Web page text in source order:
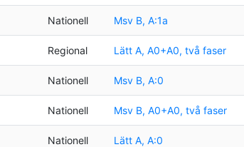
Nationell Msv B, A:1a
Regional Lätt A, A0+A0, två faser
Nationell Msv B, A:0
Nationell Msv B, A0+A0, två faser
Nationell Lätt A, A:0